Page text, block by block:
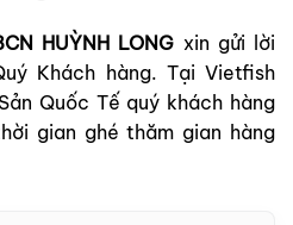
HUỲNH LONG xin gửi lời
Khách hàng. Tại Vietfish
Quốc Tế quý khách hàng
gian ghé thăm gian hàng